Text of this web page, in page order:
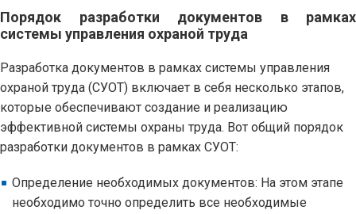
Порядок разработки документов в рамках
системы управления охраной труда
Разработка документов в рамках системы управления
охраной труда (СУОТ) включает в себя несколько этапов,
которые обеспечивают создание и реализацию
эффективной системы охраны труда. Вот общий порядок
разработки документов в рамках СУОТ:
Определение необходимых документов: На этом этапе
необходимо точно определить все необходимые